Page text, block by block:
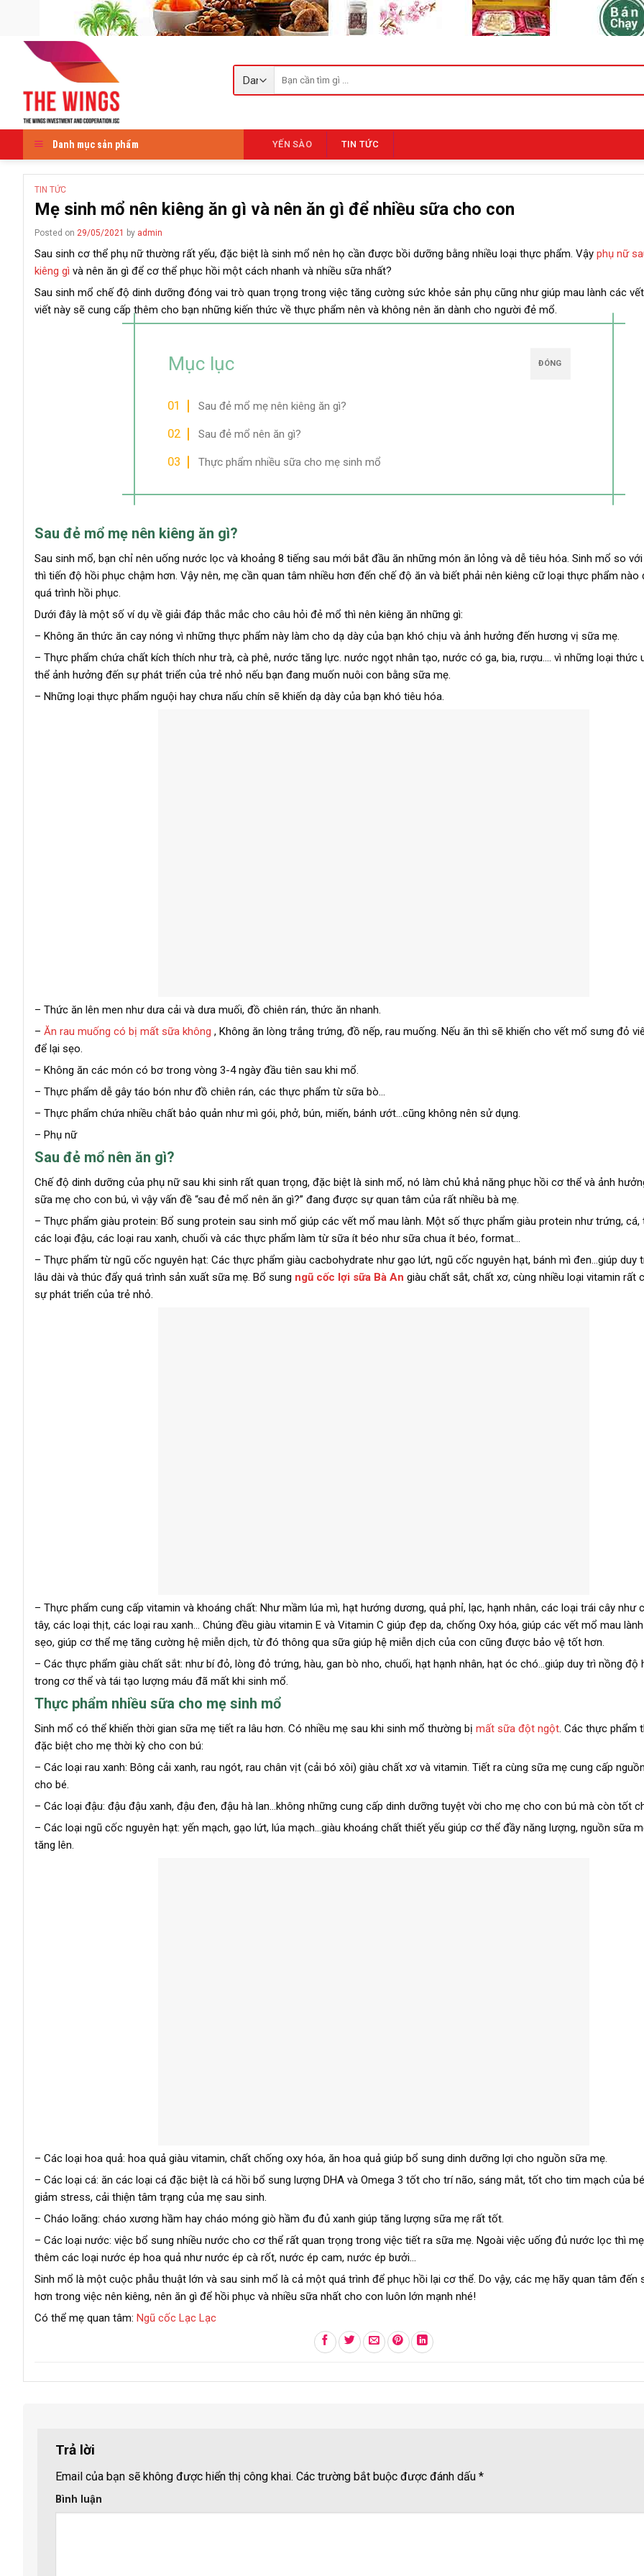
content
Tìm
kiếm:
Danh mục sản phẩm YẾN SÀO TIN TỨC
TIN TỨC
Mẹ sinh mổ nên kiêng ăn gì và nên ăn gì để nhiều sữa cho con
Posted on 29/05/2021 by admin
Sau sinh cơ thể phụ nữ thường rất yếu, đặc biệt là sinh mổ nên họ cần được bồi dưỡng bằng nhiều loại thực phẩm. Vậy phụ nữ
kiêng gì và nên ăn gì để cơ thể phục hồi một cách nhanh và nhiều sữa nhất?
Sau sinh mổ chế độ dinh dưỡng đóng vai trò quan trọng trong việc tăng cường sức khỏe sản phụ cũng như giúp mau lành các
viết này sẽ cung cấp thêm cho bạn những kiến thức về thực phẩm nên và không nên ăn dành cho người đẻ mổ.
ĐÓNG
Mục lục
Sau đẻ mổ mẹ nên kiêng ăn gì?
Sau đẻ mổ nên ăn gì?
Thực phẩm nhiều sữa cho mẹ sinh mổ
Sau đẻ mổ mẹ nên kiêng ăn gì?
Sau sinh mổ, bạn chỉ nên uống nước lọc và khoảng 8 tiếng sau mới bắt đầu ăn những món ăn lỏng và dễ tiêu hóa. Sinh mổ so
thì tiến độ hồi phục chậm hơn. Vậy nên, mẹ cần quan tâm nhiều hơn đến chế độ ăn và biết phải nên kiêng cữ loại thực phẩm nào
quá trình hồi phục.
Dưới đây là một số ví dụ về giải đáp thắc mắc cho câu hỏi đẻ mổ thì nên kiêng ăn những gì:
– Không ăn thức ăn cay nóng vì những thực phẩm này làm cho dạ dày của bạn khó chịu và ảnh hưởng đến hương vị sữa mẹ.
– Thực phẩm chứa chất kích thích như trà, cà phê, nước tăng lực. nước ngọt nhân tạo, nước có ga, bia, rượu…. vì những loại thức
thể ảnh hưởng đến sự phát triển của trẻ nhỏ nếu bạn đang muốn nuôi con bằng sữa mẹ.
– Những loại thực phẩm nguội hay chưa nấu chín sẽ khiến dạ dày của bạn khó tiêu hóa.
– Thức ăn lên men như dưa cải và dưa muối, đồ chiên rán, thức ăn nhanh.
– Ăn rau muống có bị mất sữa không , Không ăn lòng trắng trứng, đồ nếp, rau muống. Nếu ăn thì sẽ khiến cho vết mổ sưng đỏ
để lại sẹo.
– Không ăn các món có bơ trong vòng 3-4 ngày đầu tiên sau khi mổ.
– Thực phẩm dễ gây táo bón như đồ chiên rán, các thực phẩm từ sữa bò…
– Thực phẩm chứa nhiều chất bảo quản như mì gói, phở, bún, miến, bánh ướt…cũng không nên sử dụng.
– Phụ nữ
Sau đẻ mổ nên ăn gì?
Chế độ dinh dưỡng của phụ nữ sau khi sinh rất quan trọng, đặc biệt là sinh mổ, nó làm chủ khả năng phục hồi cơ thể và ảnh
sữa mẹ cho con bú, vì vậy vấn đề “sau đẻ mổ nên ăn gì?” đang được sự quan tâm của rất nhiều bà mẹ.
– Thực phẩm giàu protein: Bổ sung protein sau sinh mổ giúp các vết mổ mau lành. Một số thực phẩm giàu protein như trứng,
các loại đậu, các loại rau xanh, chuối và các thực phẩm làm từ sữa ít béo như sữa chua ít béo, format…
– Thực phẩm từ ngũ cốc nguyên hạt: Các thực phẩm giàu cacbohydrate như gạo lứt, ngũ cốc nguyên hạt, bánh mì đen…giúp duy
lâu dài và thúc đẩy quá trình sản xuất sữa mẹ. Bổ sung ngũ cốc lợi sữa Bà An giàu chất sắt, chất xơ, cùng nhiều loại vitamin rất
sự phát triển của trẻ nhỏ.
– Thực phẩm cung cấp vitamin và khoáng chất: Như mầm lúa mì, hạt hướng dương, quả phỉ, lạc, hạnh nhân, các loại trái cây như
tây, các loại thịt, các loại rau xanh… Chúng đều giàu vitamin E và Vitamin C giúp đẹp da, chống Oxy hóa, giúp các vết mổ mau
sẹo, giúp cơ thể mẹ tăng cường hệ miễn dịch, từ đó thông qua sữa giúp hệ miễn dịch của con cũng được bảo vệ tốt hơn.
– Các thực phẩm giàu chất sắt: như bí đỏ, lòng đỏ trứng, hàu, gan bò nho, chuối, hạt hạnh nhân, hạt óc chó…giúp duy trì nồng độ
trong cơ thể và tái tạo lượng máu đã mất khi sinh mổ.
Thực phẩm nhiều sữa cho mẹ sinh mổ
Sinh mổ có thể khiến thời gian sữa mẹ tiết ra lâu hơn. Có nhiều mẹ sau khi sinh mổ thường bị mất sữa đột ngột . Các thực phẩm
đặc biệt cho mẹ thời kỳ cho con bú:
– Các loại rau xanh: Bông cải xanh, rau ngót, rau chân vịt (cải bó xôi) giàu chất xơ và vitamin. Tiết ra cùng sữa mẹ cung cấp
cho bé.
– Các loại đậu: đậu đậu xanh, đậu đen, đậu hà lan…không những cung cấp dinh dưỡng tuyệt vời cho mẹ cho con bú mà còn tốt
– Các loại ngũ cốc nguyên hạt: yến mạch, gạo lứt, lúa mạch…giàu khoáng chất thiết yếu giúp cơ thể đầy năng lượng, nguồn sữa
tăng lên.
– Các loại hoa quả: hoa quả giàu vitamin, chất chống oxy hóa, ăn hoa quả giúp bổ sung dinh dưỡng lợi cho nguồn sữa mẹ.
– Các loại cá: ăn các loại cá đặc biệt là cá hồi bổ sung lượng DHA và Omega 3 tốt cho trí não, sáng mắt, tốt cho tim mạch của
giảm stress, cải thiện tâm trạng của mẹ sau sinh.
– Cháo loãng: cháo xương hầm hay cháo móng giò hầm đu đủ xanh giúp tăng lượng sữa mẹ rất tốt.
– Các loại nước: việc bổ sung nhiều nước cho cơ thể rất quan trọng trong việc tiết ra sữa mẹ. Ngoài việc uống đủ nước lọc thì
thêm các loại nước ép hoa quả như nước ép cà rốt, nước ép cam, nước ép bưởi…
Sinh mổ là một cuộc phẫu thuật lớn và sau sinh mổ là cả một quá trình để phục hồi lại cơ thể. Do vậy, các mẹ hãy quan tâm đến
hơn trong việc nên kiêng, nên ăn gì để hồi phục và nhiều sữa nhất cho con luôn lớn mạnh nhé!
Có thể mẹ quan tâm: Ngũ cốc Lạc Lạc
Trả lời
Email của bạn sẽ không được hiển thị công khai. Các trường bắt buộc được đánh dấu *
Bình luận